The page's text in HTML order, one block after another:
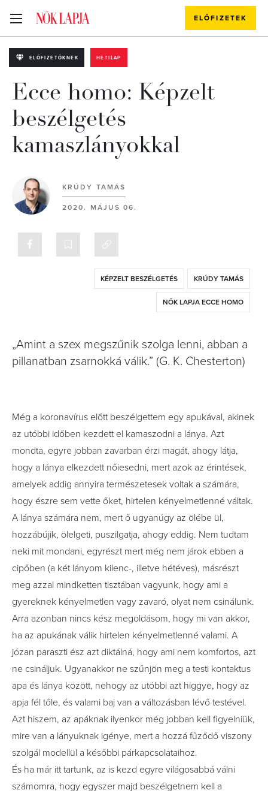
ELŐFIZETEK
ELŐFIZETŐKNEK HETILAP
Ecce homo: Képzelt
beszélgetés
kamaszlányokkal
KRÚDY TAMÁS
2020. MÁJUS 06.
KÉPZELT BESZÉLGETÉS KRÚDY TAMÁS
NŐK LAPJA ECCE HOMO
„Amint a szex megszűnik szolga lenni, abban a
pillanatban zsarnokká válik.” (G. K. Chesterton)
Még a koronavírus előtt beszélgettem egy apukával, akinek
az utóbbi időben kezdett el kamaszodni a lánya. Azt
mondta, egyre jobban zavarban érzi magát, ahogy látja,
hogy a lánya elkezdett nőiesedni, mert azok az érintések,
amelyek addig annyira természetesek voltak a számára,
hogy észre sem vette őket, hirtelen kényelmetlenné váltak.
A lánya számára nem, mert ő ugyanúgy az ölébe ül,
hozzábújik, ölelgeti, puszilgatja, ahogy eddig. Nem tudtam
neki mit mondani, egyrészt mert még nem járok ebben a
cipőben (a két lányom kilenc-, illetve hétéves), másrészt
meg azzal mindketten tisztában vagyunk, hogy ami a
gyereknek kényelmetlen vagy zavaró, olyat nem csinálunk.
Arra azonban nincs kész megoldásom, hogy mi van akkor,
ha az apukának válik hirtelen kényelmetlenné valami. A
józan paraszti ész azt diktálná, hogy ami nem komfortos, azt
ne csináljuk. Ugyanakkor ne szűnjön meg a testi kontaktus
apa és lánya között, nehogy az utóbbi azt higgye, hogy az
apja fél tőle, és valami baj van a változásban lévő testével.
Azt hiszem, az apáknak ilyenkor még jobban kell figyelniük,
mire van a lányuknak igénye, mert a hozzá fűződő viszony
szolgál modellül a későbbi párkapcsolataihoz.
És ha már itt tartunk, az is kezd egyre világosabbá válni
számomra, hogy egyszer majd beszélgetnem kell a